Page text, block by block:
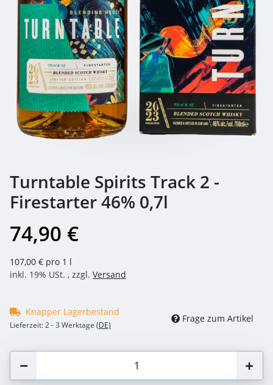
Turntable Spirits Track 2 -
Firestarter 46% 0,7l
74,90 €
107,00 € pro 1 l
inkl. 19% USt. , zzgl. Versand
Knapper Lagerbestand
Lieferzeit:2 - 3 Werktage (DE)
Frage zum Artikel